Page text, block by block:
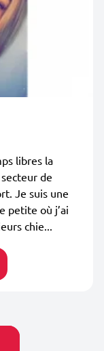
libres la
de
Je suis une
petite où j’ai
chie...